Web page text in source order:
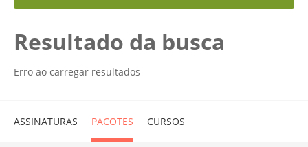
Resultado da busca
Erro ao carregar resultados
ASSINATURAS PACOTES CURSOS